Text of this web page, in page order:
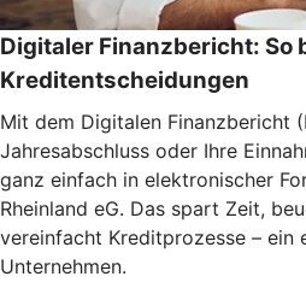
Digitaler Finanzbericht: So
Kreditentscheidungen
Mit dem Digitalen Finanzbericht
Jahresabschluss oder Ihre
ganz einfach in elektronischer
Rheinland eG. Das spart Zeit,
vereinfacht Kreditprozesse – ein
Unternehmen.